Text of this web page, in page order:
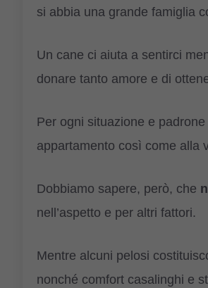
si abbia una grande famiglia
Un cane ci aiuta a sentirci
donare tanto amore e di
Per ogni situazione e
appartamento così come alla
Dobbiamo sapere, però, che
nell’aspetto e per altri fattori.
Mentre alcuni pelosi
nonché comfort casalinghi e